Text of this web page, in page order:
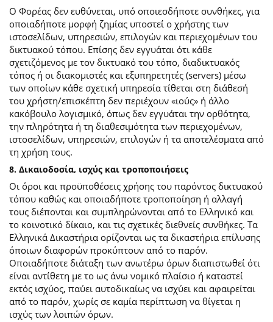
Ο Φορέας δεν ευθύνεται, υπό οποιεσδήποτε συνθήκες, για
οποιαδήποτε μορφή ζημίας υποστεί ο χρήστης των
ιστοσελίδων, υπηρεσιών, επιλογών και περιεχομένων του
δικτυακού τόπου. Επίσης δεν εγγυάται ότι κάθε
σχετιζόμενος με τον δικτυακό του τόπο, διαδικτυακός
τόπος ή οι διακομιστές και εξυπηρετητές (servers) μέσω
των οποίων κάθε σχετική υπηρεσία τίθεται στη διάθεσή
του χρήστη/επισκέπτη δεν περιέχουν «ιούς» ή άλλο
κακόβουλο λογισμικό, όπως δεν εγγυάται την ορθότητα,
την πληρότητα ή τη διαθεσιμότητα των περιεχομένων,
ιστοσελίδων, υπηρεσιών, επιλογών ή τα αποτελέσματα από
τη χρήση τους.
8. Δικαιοδοσία, ισχύς και τροποποιήσεις
Οι όροι και προϋποθέσεις χρήσης του παρόντος δικτυακού
τόπου καθώς και οποιαδήποτε τροποποίηση ή αλλαγή
τους διέπονται και συμπληρώνονται από το Ελληνικό και
το κοινοτικό δίκαιο, και τις σχετικές διεθνείς συνθήκες. Τα
Ελληνικά Δικαστήρια ορίζονται ως τα δικαστήρια επίλυσης
όποιων διαφορών προκύπτουν από το παρόν.
Οποιαδήποτε διάταξη των ανωτέρω όρων διαπιστωθεί ότι
είναι αντίθετη με το ως άνω νομικό πλαίσιο ή καταστεί
εκτός ισχύος, παύει αυτοδικαίως να ισχύει και αφαιρείται
από το παρόν, χωρίς σε καμία περίπτωση να θίγεται η
ισχύς των λοιπών όρων.